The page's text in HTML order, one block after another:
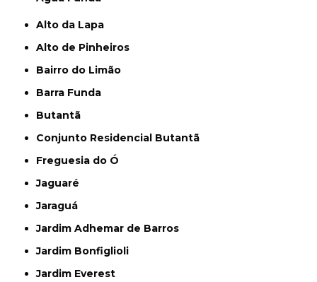
Alto da Lapa
Alto de Pinheiros
Bairro do Limão
Barra Funda
Butantã
Conjunto Residencial Butantã
Freguesia do Ó
Jaguaré
Jaraguá
Jardim Adhemar de Barros
Jardim Bonfiglioli
Jardim Everest